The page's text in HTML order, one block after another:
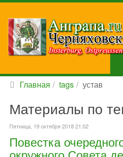
Главная tags устав
Материалы по
Пятница, 19 октября 2018 21:02
Повестка